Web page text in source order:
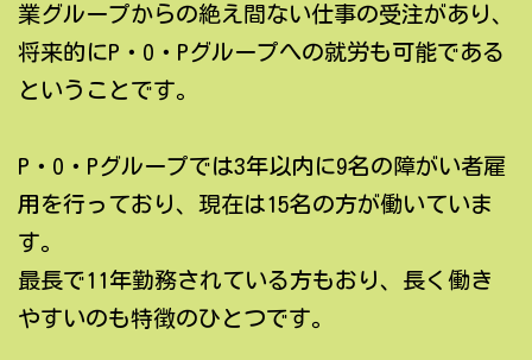
業グループからの絶え間ない仕事の受注があり、
将来的にP・O・Pグループへの就労も可能である
ということです。
P・O・Pグループでは3年以内に9名の障がい者雇
用を行っており、現在は15名の方が働いていま
す。
最長で11年勤務されている方もおり、長く働き
やすいのも特徴のひとつです。